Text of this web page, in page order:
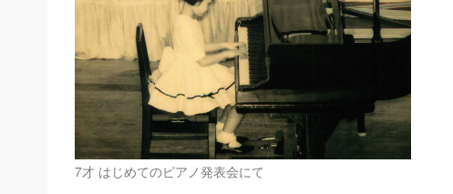
7才 はじめてのピアノ発表会にて